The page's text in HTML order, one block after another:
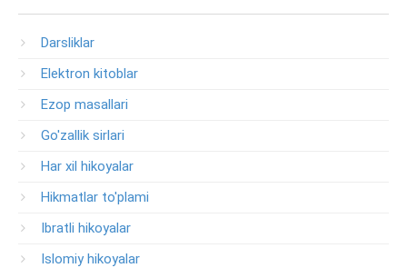
Darsliklar
Elektron kitoblar
Ezop masallari
Go'zallik sirlari
Har xil hikoyalar
Hikmatlar to'plami
Ibratli hikoyalar
Islomiy hikoyalar